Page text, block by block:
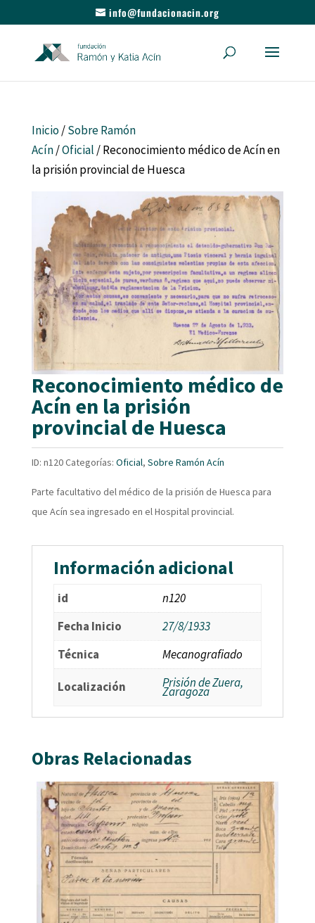
info@fundacionacin.org
Inicio/Sobre Ramón
Acín/Oficial / Reconocimiento médico de Acín en
la prisión provincial de Huesca
Reconocimiento médico de
Acín en la prisión
provincial de Huesca
ID: n120Categorías: Oficial, Sobre Ramón Acín
Parte facultativo del médico de la prisión de Huesca para
que Acín sea ingresado en el Hospital provincial.
Información adicional
id
n120
Fecha Inicio
27/8/1933
Técnica
Mecanografiado
Localización Prisión de Zuera,
Zaragoza
Obras Relacionadas